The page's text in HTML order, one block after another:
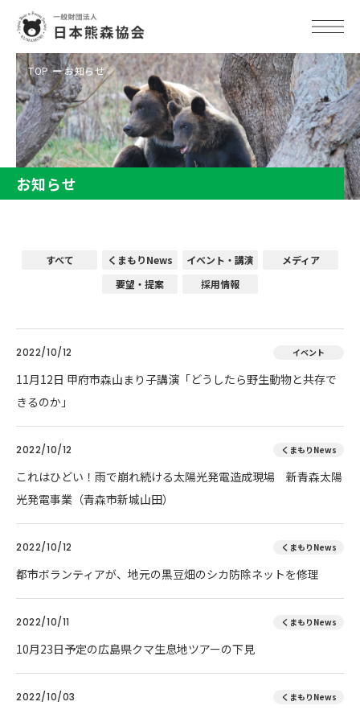
TOP お知らせ
お知らせ
すべて くまもりNews イベント・講演
メディア
要望・提案
採用情報
2022/10/12 イベント
11月12日 甲府市森山まり子講演「どうしたら野生動物と共存で
きるのか」
2022/10/12 くまもりNews
これはひどい！雨で崩れ続ける太陽光発電造成現場 新青森太陽
光発電事業（青森市新城山田）
2022/10/12 くまもりNews
都市ボランティアが、地元の黒豆畑のシカ防除ネットを修理
2022/10/11 くまもりNews
10月23日予定の広島県クマ生息地ツアーの下見
2022/10/03 くまもりNews